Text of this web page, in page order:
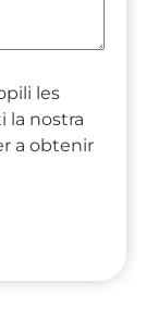
les
la nostra
a obtenir